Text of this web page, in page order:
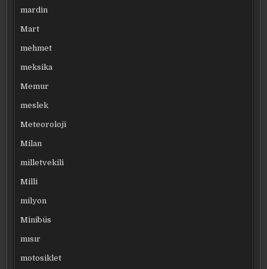
mardin
Mart
mehmet
meksika
Memur
meslek
Meteoroloji
Milan
milletvekili
Milli
milyon
Minibüs
mısır
motosiklet